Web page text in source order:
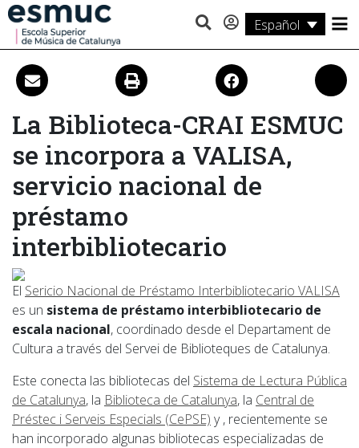
Español
Estudios
Investigación
Servicios
Actividades
La Biblioteca-CRAI ESMUC
se incorpora a VALISA,
servicio nacional de
préstamo
interbibliotecario
El Sericio Nacional de Préstamo Interbibliotecario VALISA
es un sistema de préstamo interbibliotecario de
escala nacional, coordinado desde el Departament de
Cultura a través del Servei de Biblioteques de Catalunya.
Este conecta las bibliotecas del Sistema de Lectura Pública
de Catalunya, la Biblioteca de Catalunya, la Central de
Préstec i Serveis Especials (CePSE) y , recientemente se
han incorporado algunas bibliotecas especializadas de